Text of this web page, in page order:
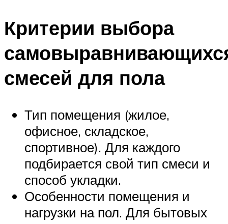
Критерии выбора
смесей для пола
Тип помещения (жилое,
офисное, складское,
спортивное). Для каждого
подбирается свой тип смеси и
способ укладки.
Особенности помещения и
нагрузки на пол. Для бытовых